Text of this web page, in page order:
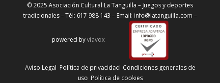
© 2025 Asociación Cultural La Tanguilla – Juegos y deportes
tradicionales – Tél: 617 988 143 – Email: info@latanguilla.com –
powered byviavox
Aviso Legal Política de privacidad Condiciones generales de
uso Política de cookies